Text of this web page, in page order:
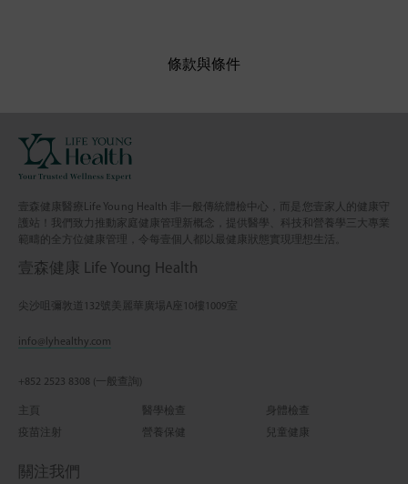
條款與條件
壹森健康醫療Life Young Health 非一般傳統體檢中心，而是您壹家人的健康守
護站！我們致力推動家庭健康管理新概念，提供醫學、科技和營養學三大專業
範疇的全方位健康管理，令每壹個人都以最健康狀態實現理想生活。
壹森健康 Life Young Health
尖沙咀彌敦道132號美麗華廣場A座10樓1009室
info@lyhealthy.com
+852 2523 8308 (一般查詢)
主頁 醫學檢查
身體檢查
疫苗注射
營養保健 兒童健康
關注我們